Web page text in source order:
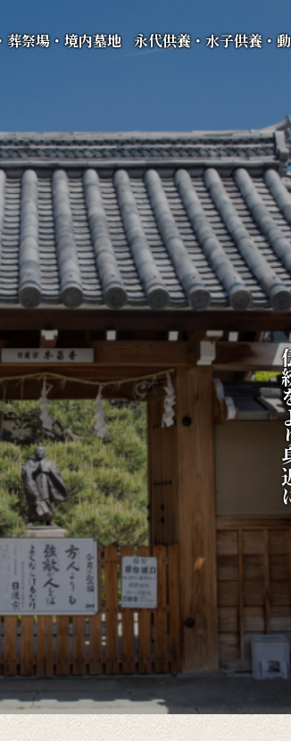
葬祭場・境内墓地 永代供養・水子供養・
伝統